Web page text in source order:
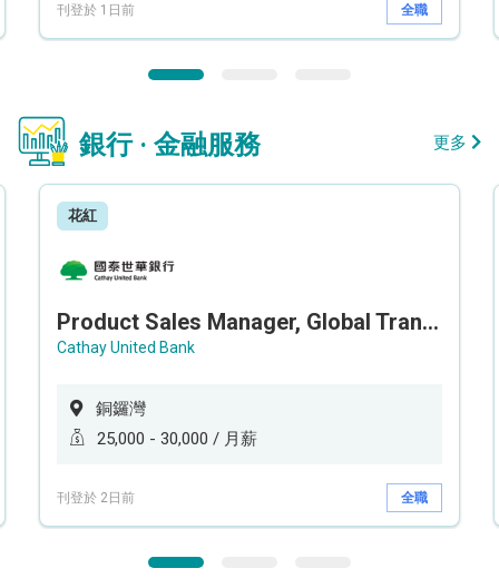
刊登於 1日前 全職
銀行 · 金融服務 更多
花紅
Product Sales Manager, Global Transaction Service (GTS)
Cathay United Bank
銅鑼灣
25,000 - 30,000 / 月薪
刊登於 2日前 全職